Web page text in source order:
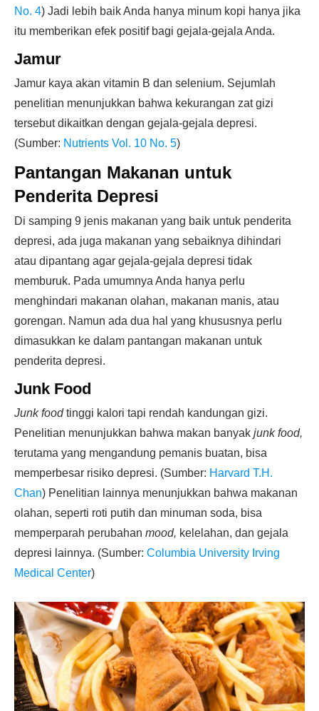
No. 4) Jadi lebih baik Anda hanya minum kopi hanya jika
itu memberikan efek positif bagi gejala-gejala Anda.
Jamur
Jamur kaya akan vitamin B dan selenium. Sejumlah
penelitian menunjukkan bahwa kekurangan zat gizi
tersebut dikaitkan dengan gejala-gejala depresi.
(Sumber: Nutrients Vol. 10 No. 5)
Pantangan Makanan untuk
Penderita Depresi
Di samping 9 jenis makanan yang baik untuk penderita
depresi, ada juga makanan yang sebaiknya dihindari
atau dipantang agar gejala-gejala depresi tidak
memburuk. Pada umumnya Anda hanya perlu
menghindari makanan olahan, makanan manis, atau
gorengan. Namun ada dua hal yang khususnya perlu
dimasukkan ke dalam pantangan makanan untuk
penderita depresi.
Junk Food
Junk foodtinggi kalori tapi rendah kandungan gizi.
Penelitian menunjukkan bahwa makan banyak junk food,
terutama yang mengandung pemanis buatan, bisa
memperbesar risiko depresi. (Sumber: Harvard T.H.
Chan) Penelitian lainnya menunjukkan bahwa makanan
olahan, seperti roti putih dan minuman soda, bisa
memperparah perubahan mood, kelelahan, dan gejala
depresi lainnya. (Sumber: Columbia University Irving
Medical Center)